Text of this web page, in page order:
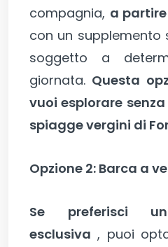
compagnia, a
con un supplemento
soggetto a
giornata. Questa
vuoi esplorare
spiagge vergini di
Opzione 2: Barca a
Se preferisci
esclusiva , puoi